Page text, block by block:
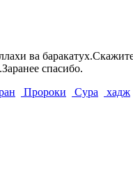
ва
спасибо.
Пророки Сура
хадж